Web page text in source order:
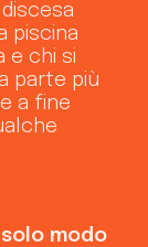
piscina
e chi si
parte più
a fine
modo